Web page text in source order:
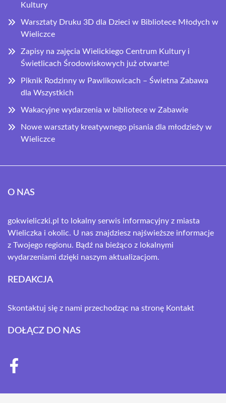
Kultury
Warsztaty Druku 3D dla Dzieci w Bibliotece Młodych w
Wieliczce
Zapisy na zajęcia Wielickiego Centrum Kultury i
Świetlicach Środowiskowych już otwarte!
Piknik Rodzinny w Pawlikowicach – Świetna Zabawa
dla Wszystkich
Wakacyjne wydarzenia w bibliotece w Zabawie
Nowe warsztaty kreatywnego pisania dla młodzieży w
Wieliczce
O NAS
gokwieliczki.pl to lokalny serwis informacyjny z miasta
Wieliczka i okolic. U nas znajdziesz najświeższe informacje
z Twojego regionu. Bądź na bieżąco z lokalnymi
wydarzeniami dzięki naszym aktualizacjom.
REDAKCJA
Skontaktuj się z nami przechodząc na stronę Kontakt
DOŁĄCZ DO NAS